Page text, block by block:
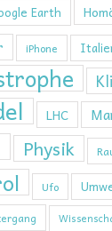
Earth
iPhone
LHC
Physik
Ufo